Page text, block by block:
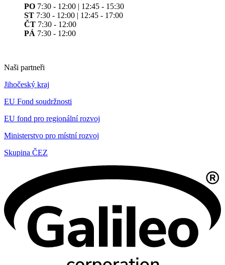
PO 7:30 - 12:00 | 12:45 - 15:30
ST 7:30 - 12:00 | 12:45 - 17:00
ČT 7:30 - 12:00
PÁ 7:30 - 12:00
Naši partneři
Jihočeský kraj
EU Fond soudržnosti
EU fond pro regionální rozvoj
Ministerstvo pro místní rozvoj
Skupina ČEZ